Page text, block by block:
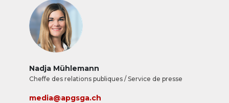
Nadja Mühlemann
Cheffe des relations publiques / Service de presse
media@apgsga.ch